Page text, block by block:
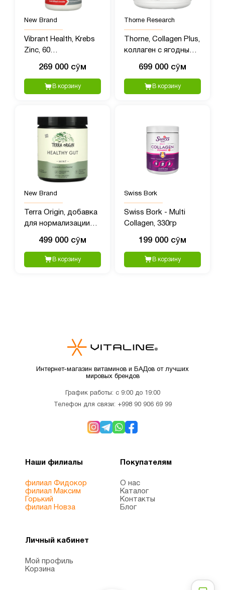
New Brand
Vibrant Health, Krebs
Zinc, 60
269 000 сӯм
В корзину
Thorne Research
Thorne, Collagen Plus,
коллаген с ягодным
699 000 сӯм
В корзину
New Brand
Terra Origin, добавка
для нормализации
кишечного тракта,
вкус мяты, 222 г
499 000 сӯм
В корзину
Swiss Bork
Swiss Bork - Multi
Collagen, 330гр
199 000 сӯм
В корзину
Интернет-магазин витаминов и БАДов от лучших
мировых брендов
График работы: с 9:00 до 19:00
Телефон для связи: +998 90 906 69 99
Наши филиалы
филиал Фидокор
филиал Максим
Горький
филиал Новза
Покупателям
О нас
Каталог
Контакты
Блог
Личный кабинет
Мой профиль
Корзина